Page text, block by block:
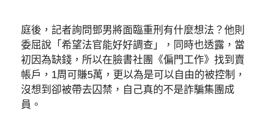
庭後，記者詢問鄧男將面臨重刑有什麼想法？他則
委屈說「希望法官能好好調查」，同時也透露，當
初因為缺錢，所以在臉書社團《偏門工作》找到賣
帳戶，1周可賺5萬，更以為是可以自由的被控制，
沒想到卻被帶去囚禁，自己真的不是詐騙集團成
員。